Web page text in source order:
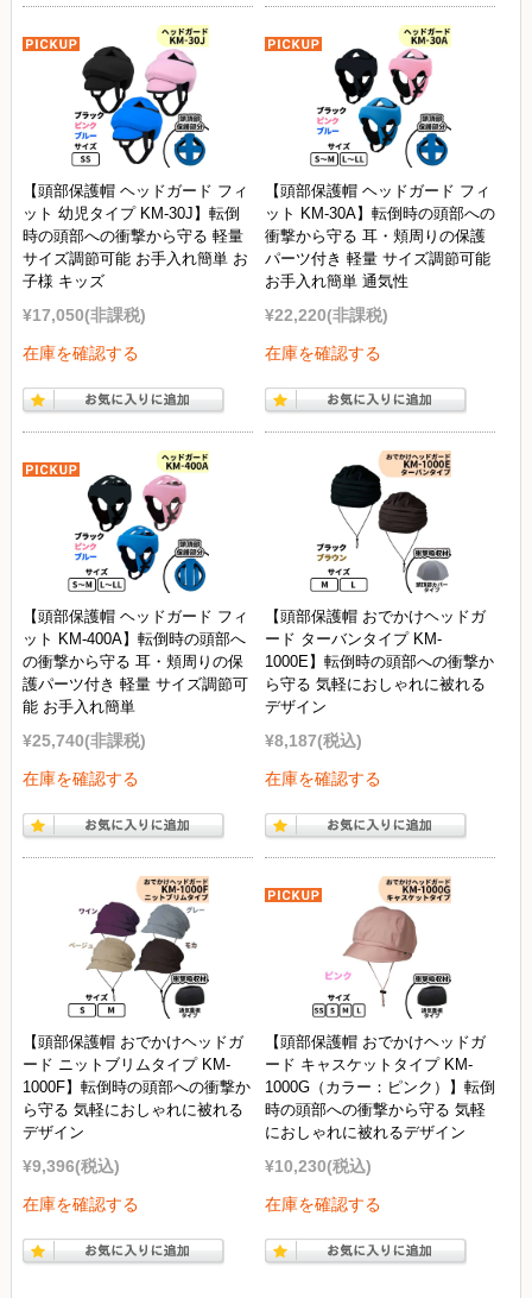
【頭部保護帽 ヘッドガード フィ
ット 幼児タイプ KM-30J】転倒
時の頭部への衝撃から守る 軽量
サイズ調節可能 お手入れ簡単 お
子様 キッズ
¥17,050(非課税)
在庫を確認する
【頭部保護帽 ヘッドガード フィ
ット KM-30A】転倒時の頭部への
衝撃から守る 耳・頬周りの保護
パーツ付き 軽量 サイズ調節可能
お手入れ簡単 通気性
¥22,220(非課税)
在庫を確認する
【頭部保護帽 ヘッドガード フィ
ット KM-400A】転倒時の頭部へ
の衝撃から守る 耳・頬周りの保
護パーツ付き 軽量 サイズ調節可
能 お手入れ簡単
¥25,740(非課税)
在庫を確認する
【頭部保護帽 おでかけヘッドガ
ード ターバンタイプ KM-
1000E】転倒時の頭部への衝撃か
ら守る 気軽におしゃれに被れる
デザイン
¥8,187(税込)
在庫を確認する
【頭部保護帽 おでかけヘッドガ
ード ニットブリムタイプ KM-
1000F】転倒時の頭部への衝撃か
ら守る 気軽におしゃれに被れる
デザイン
¥9,396(税込)
在庫を確認する
【頭部保護帽 おでかけヘッドガ
ード キャスケットタイプ KM-
1000G（カラー：ピンク）】転倒
時の頭部への衝撃から守る 気軽
におしゃれに被れるデザイン
¥10,230(税込)
在庫を確認する